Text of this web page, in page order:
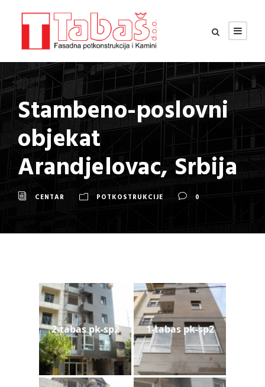
Stambeno-poslovni
objekat
Arandjelovac, Srbija
CENTAR POTKOSTRUKCIJE 0
2-tabas pk-sp2 1-tabas pk-sp2